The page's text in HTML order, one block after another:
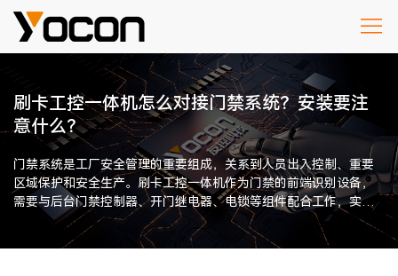
刷卡工控一体机怎么对接门禁系统？安装要注
意什么？
门禁系统是工厂安全管理的重要组成，关系到人员出入控制、重要
区域保护和安全生产。刷卡工控一体机作为门禁的前端识别设备，
需要与后台门禁控制器、开门继电器、电锁等组件配合工作，实现
完整的门禁控制功能。 常见 […]